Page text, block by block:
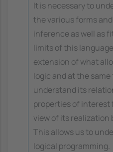
It is necessary to
the various forms
inference as well as
limits of this
extension of what
logic and at the
understand its
properties of interest
view of its realization
This allows us to
logical programming.